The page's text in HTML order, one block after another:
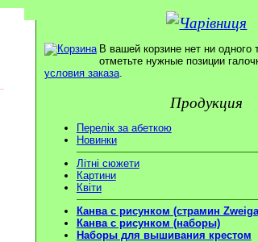
В вашей корзине нет ни одного
отметьте нужные позиции
условия заказа.
Продукция
Перелік за абеткою
Новинки
Літні сюжети
Картини
Квіти
Канва с рисунком (страмин
Канва с рисунком (наборы)
Наборы для вышивания крестом